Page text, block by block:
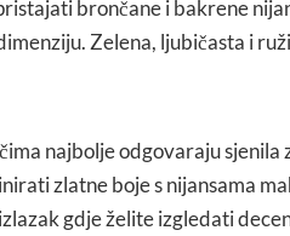
brončane i bakrene
Zelena, ljubičasta i
najbolje odgovaraju sjenila
zlatne boje s nijansama
gdje želite izgledati